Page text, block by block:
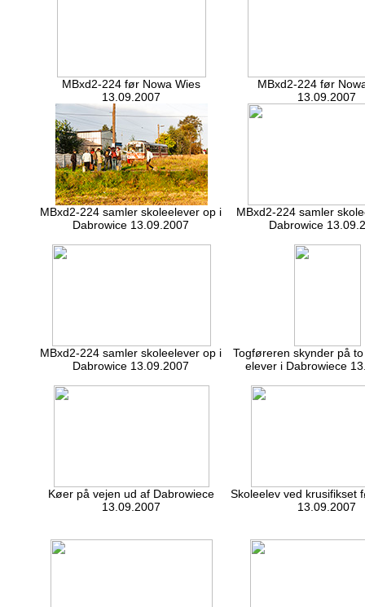
MBxd2-224 før Nowa Wies
13.09.2007
MBxd2-224 før
13.09.2007
MBxd2-224 samler skoleelever op i
Dabrowice 13.09.2007
MBxd2-224 samler
Dabrowice
MBxd2-224 samler skoleelever op i
Dabrowice 13.09.2007
Togføreren skynder på
elever i Dabrowiece
Køer på vejen ud af Dabrowiece
13.09.2007
Skoleelev ved krusifikset
13.09.2007